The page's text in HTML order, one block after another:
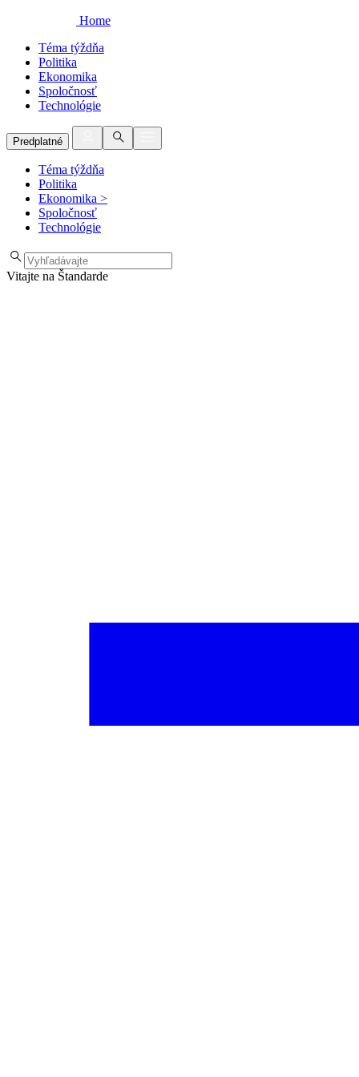
Home
Téma týždňa
Politika
Ekonomika
Spoločnosť
Technológie
Predplatné
Téma týždňa
Politika
Ekonomika >
Spoločnosť
Technológie
Vitajte na Štandarde